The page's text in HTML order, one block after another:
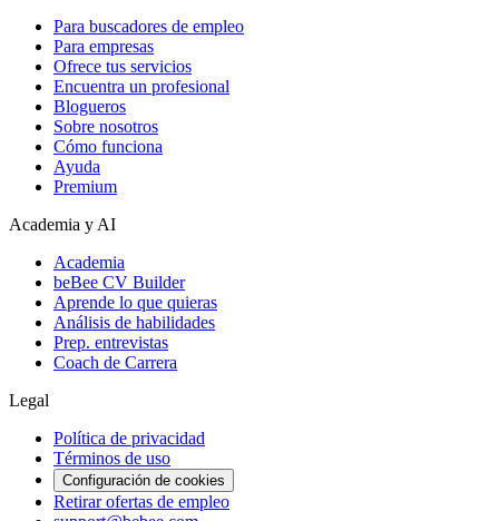
Para buscadores de empleo
Para empresas
Ofrece tus servicios
Encuentra un profesional
Blogueros
Sobre nosotros
Cómo funciona
Ayuda
Premium
Academia y AI
Academia
beBee CV Builder
Aprende lo que quieras
Análisis de habilidades
Prep. entrevistas
Coach de Carrera
Legal
Política de privacidad
Términos de uso
Configuración de cookies
Retirar ofertas de empleo